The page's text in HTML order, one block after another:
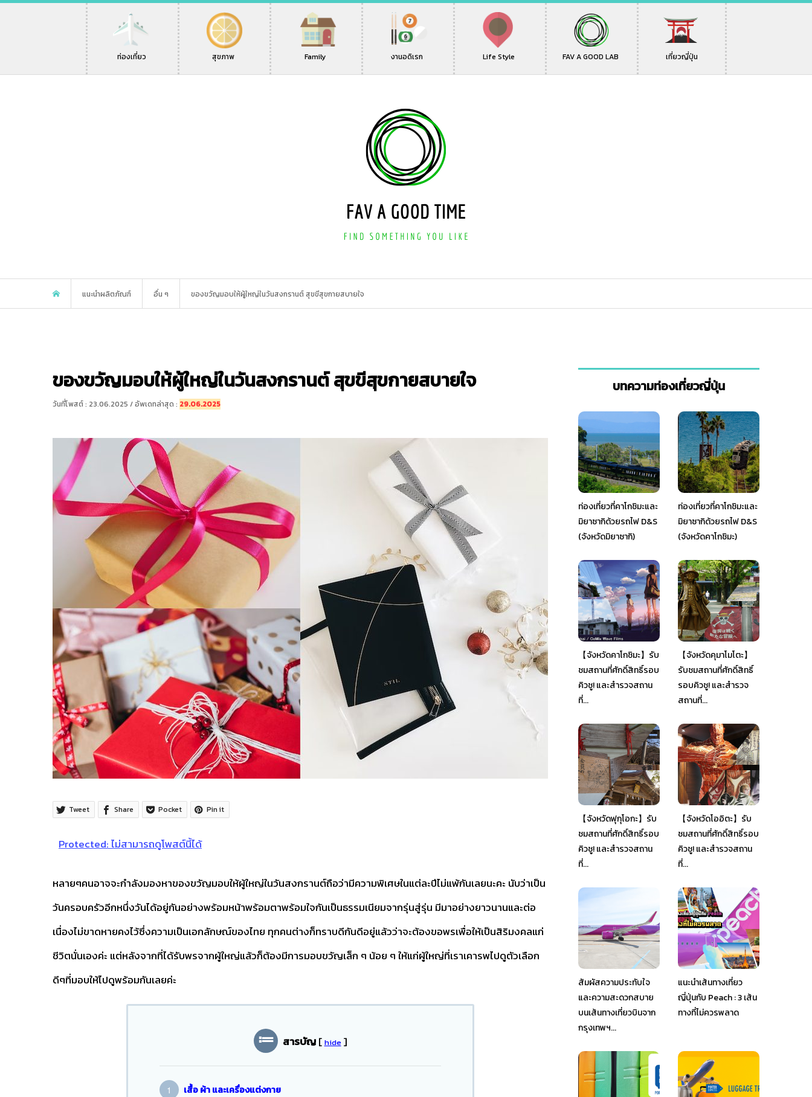
ท่องเที่ยว สุขภาพ Family งานอดิเรก Life Style FAV A GOOD LAB เที่ยวญี่ปุ่น
แนะนำผลิตภัณฑ์ อื่น ๆ ของขวัญมอบให้ผู้ใหญ่ในวันสงกรานต์ สุขขีสุขกายสบายใจ
ของขวัญมอบให้ผู้ใหญ่ในวันสงกรานต์ สุขขีสุขกายสบายใจ
วันที่โพสต์ : 23.06.2025 / อัพเดทล่าสุด : 29.06.2025
Tweet Share Pocket Pin it
Protected: ไม่สามารถดูโพสต์นี้ได้
หลายๆคนอาจจะกำลังมองหาของขวัญมอบให้ผู้ใหญ่ในวันสงกรานต์ถือว่ามีความพิเศษในแต่ละปีไม่แพ้กันเลยนะคะ นับว่าเป็น
วันครอบครัวอีกหนึ่งวันได้อยู่กันอย่างพร้อมหน้าพร้อมตาพร้อมใจกันเป็นธรรมเนียมจากรุ่นสู่รุ่น มีมาอย่างยาวนานและต่อ
เนื่องไม่ขาดหายคงไว้ซึ่งความเป็นเอกลักษณ์ของไทย ทุกคนต่างก็ทราบดีกันดีอยู่แล้วว่าจะต้องขอพรเพื่อให้เป็นสิริมงคลแก่
ชีวิตนั่นเองค่ะ แต่หลังจากที่ได้รับพรจากผู้ใหญ่แล้วก็ต้องมีการมอบขวัญเล็ก ๆ น้อย ๆ ให้แก่ผู้ใหญ่ที่เราเคารพไปดูตัวเลือก
ดีๆที่มอบให้ไปดูพร้อมกันเลยค่ะ
สารบัญ [ hide ]
เสื้อ ผ้า และเครื่องแต่งกาย
บทความท่องเที่ยวญี่ปุ่น
ท่องเที่ยวที่คาโกชิมะและ
มิยาซากิด้วยรถไฟ D&S
(จังหวัดมิยาซากิ)
ท่องเที่ยวที่คาโกชิมะและ
มิยาซากิด้วยรถไฟ D&S
(จังหวัดคาโกชิมะ)
【จังหวัดคาโกชิมะ】รับ
ชมสถานที่ศักดิ์สิทธิ์รอบ
คิวชู! และสำรวจสถาน
ที่...
【จังหวัดคุมาโมโตะ】
รับชมสถานที่ศักดิ์สิทธิ์
รอบคิวชู! และสำรวจ
สถานที่...
【จังหวัดฟุกุโอกะ】รับ
ชมสถานที่ศักดิ์สิทธิ์รอบ
คิวชู! และสำรวจสถาน
ที่...
【จังหวัดโออิตะ】รับ
ชมสถานที่ศักดิ์สิทธิ์รอบ
คิวชู! และสำรวจสถาน
ที่...
สัมผัสความประทับใจ
และความสะดวกสบาย
บนเส้นทางเที่ยวบินจาก
กรุงเทพฯ...
แนะนำเส้นทางเที่ยว
ญี่ปุ่นกับ Peach : 3 เส้น
ทางที่ไม่ควรพลาด